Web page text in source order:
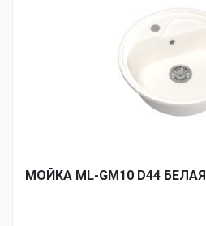
МОЙКA ML-GM10 D44 БЕЛАЯ